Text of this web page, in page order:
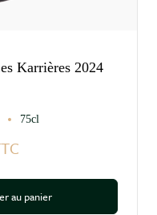
Karrières 2024
75cl
au panier